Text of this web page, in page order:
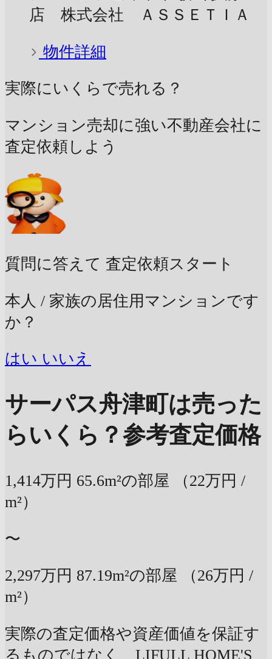
店 株式会社 ＡＳＳＥＴＩＡ
物件詳細
実際にいくらで売れる？
マンション売却に強い不動産会社に
査定依頼しよう
質問に答えて 査定依頼スタート
本人 / 家族の居住用マンションです
か？
はい いいえ
サーパス舟津町は売った
らいくら？参考査定価格
1,414万円 65.6m²の部屋
（22万円 /
m²）
〜
2,297万円 87.19m²の部屋
（26万円 /
m²）
実際の査定価格や資産価値を保証す
るものではなく、LIFULL HOME'S